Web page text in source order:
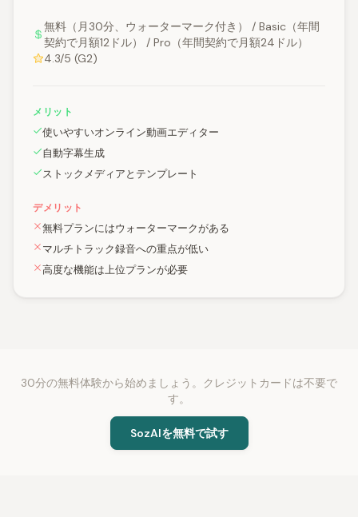
無料（月30分、ウォーターマーク付き） / Basic（年間
契約で月額12ドル） / Pro（年間契約で月額24ドル）
4.3/5 (G2)
メリット
使いやすいオンライン動画エディター
自動字幕生成
ストックメディアとテンプレート
デメリット
無料プランにはウォーターマークがある
マルチトラック録音への重点が低い
高度な機能は上位プランが必要
30分の無料体験から始めましょう。クレジットカードは不要で
す。
SozAIを無料で試す